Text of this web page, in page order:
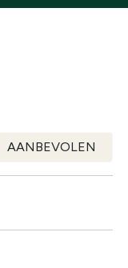
AANBEVOLEN